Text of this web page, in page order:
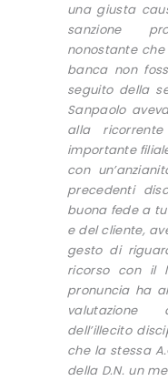
una giusta
sanzione
nonostante
banca non
seguito della
Sanpaolo
alla
importante
con
precedenti
buona fede a
e del cliente,
gesto di
ricorso con il
pronuncia ha
valutazione
dell’illecito
che la stessa
della D.N. un